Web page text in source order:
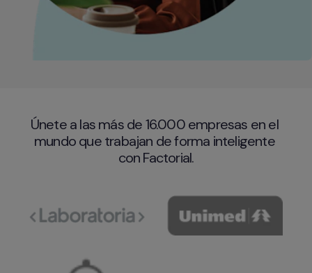
Únete a las más de 16.000 empresas en el
mundo que trabajan de forma inteligente
con Factorial.